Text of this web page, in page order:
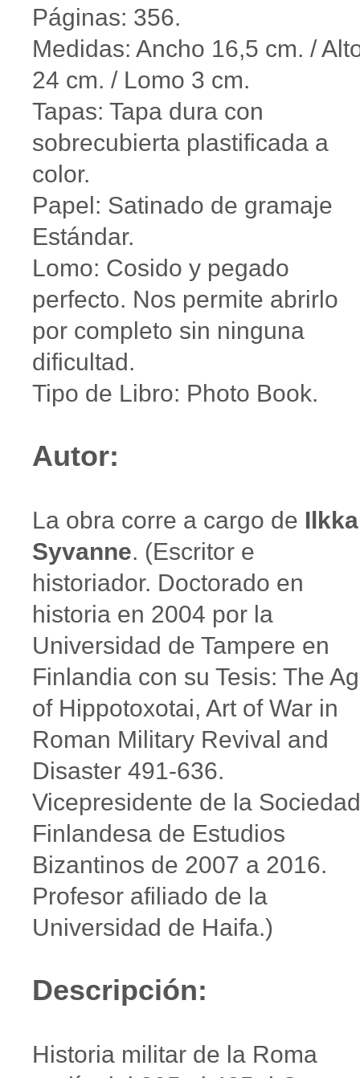
Páginas: 356.
Medidas: Ancho 16,5 cm. /
24 cm. / Lomo 3 cm.
Tapas: Tapa dura con
sobrecubierta plastificada a
color.
Papel: Satinado de gramaje
Estándar.
Lomo: Cosido y pegado
perfecto. Nos permite abrirlo
por completo sin ninguna
dificultad.
Tipo de Libro: Photo Book.
Autor:
La obra corre a cargo de Ilkka
Syvanne. (Escritor e
historiador. Doctorado en
historia en 2004 por la
Universidad de Tampere en
Finlandia con su Tesis: The
of Hippotoxotai, Art of War in
Roman Military Revival and
Disaster 491-636.
Vicepresidente de la Sociedad
Finlandesa de Estudios
Bizantinos de 2007 a 2016.
Profesor afiliado de la
Universidad de Haifa.)
Descripción:
Historia militar de la Roma